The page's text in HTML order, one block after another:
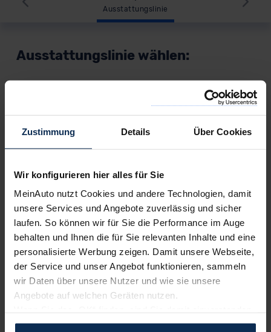
Zustimmung Details Über Cookies
Wir konfigurieren hier alles für Sie
MeinAuto nutzt Cookies und andere Technologien, damit
unsere Services und Angebote zuverlässig und sicher
laufen. So können wir für Sie die Performance im Auge
behalten und Ihnen die für Sie relevanten Inhalte und eine
personalisierte Werbung zeigen. Damit unsere Webseite,
der Service und unser Angebot funktionieren, sammeln
wir Daten über unsere Nutzer und wie sie unsere
Angebote auf welchen Geräten nutzen.
und erlauben uns Cookies für unseren Service zu
Ausstattungslinie
Ausstattungslinie wählen:
ADVANCE
Listenpreis (UVP) (inkl. MwSt.)
AUSSTATTUNG IM DETAIL
CROSSTAR ADVANCE
Benzin